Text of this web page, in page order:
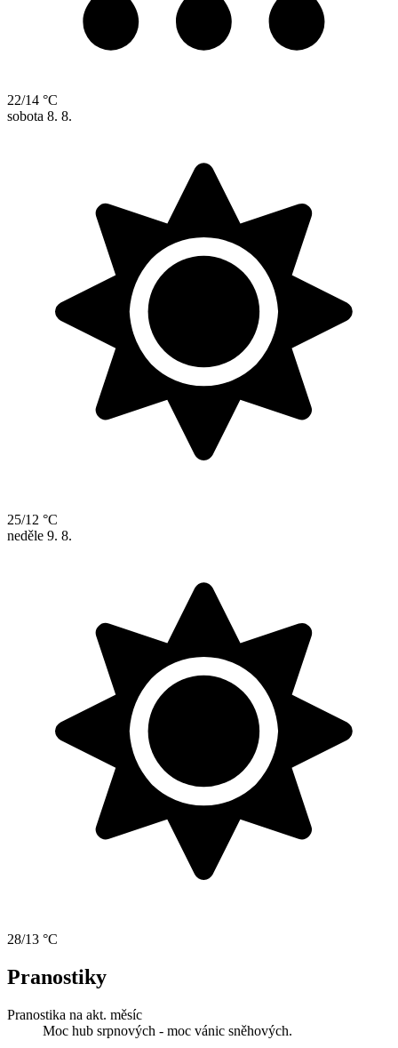
22/14 °C
sobota 8. 8.
25/12 °C
neděle 9. 8.
28/13 °C
Pranostiky
Pranostika na akt. měsíc
Moc hub srpnových - moc vánic sněhových.